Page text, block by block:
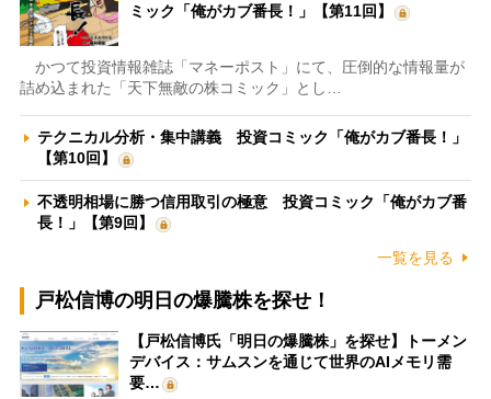
ミック「俺がカブ番長！」【第11回】
かつて投資情報雑誌「マネーポスト」にて、圧倒的な情報量が
詰め込まれた「天下無敵の株コミック」とし…
テクニカル分析・集中講義 投資コミック「俺がカブ番長！」
【第10回】
不透明相場に勝つ信用取引の極意 投資コミック「俺がカブ番
長！」【第9回】
一覧を見る
戸松信博の明日の爆騰株を探せ！
【戸松信博氏「明日の爆騰株」を探せ】トーメン
デバイス：サムスンを通じて世界のAIメモリ需
要…